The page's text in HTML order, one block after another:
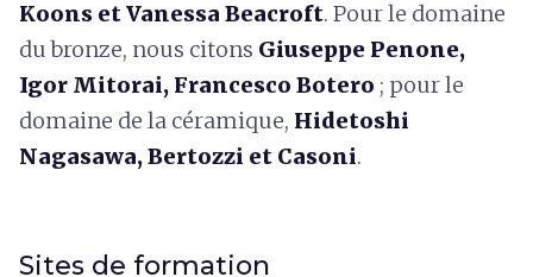
Koons et Vanessa Beacroft. Pour le domaine
du bronze, nous citons Giuseppe Penone,
Igor Mitorai, Francesco Botero ; pour le
domaine de la céramique, Hidetoshi
Nagasawa, Bertozzi et Casoni.
Sites de formation